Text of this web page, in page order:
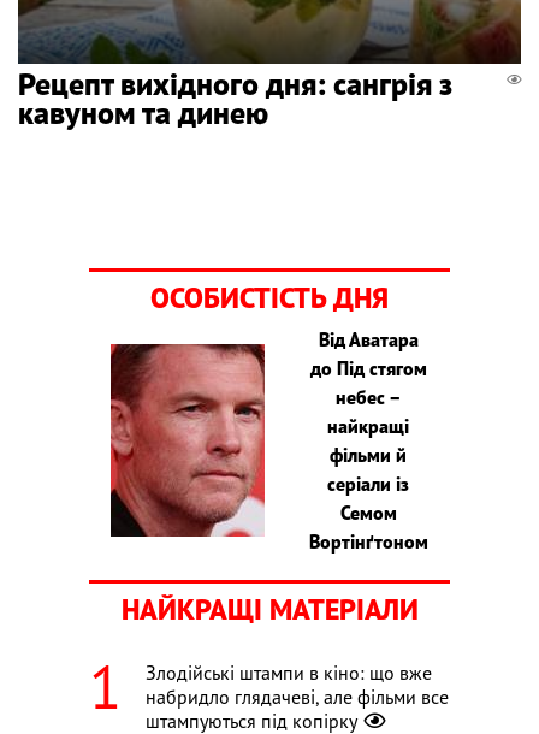
Рецепт вихідного дня: сангрія з
кавуном та динею
ОСОБИСТІСТЬ ДНЯ
Від Аватара
до Під стягом
небес –
найкращі
фільми й
серіали із
Семом
Вортінґтоном
НАЙКРАЩІ МАТЕРІАЛИ
Злодійські штампи в кіно: що вже
набридло глядачеві, але фільми все
штампуються під копірку